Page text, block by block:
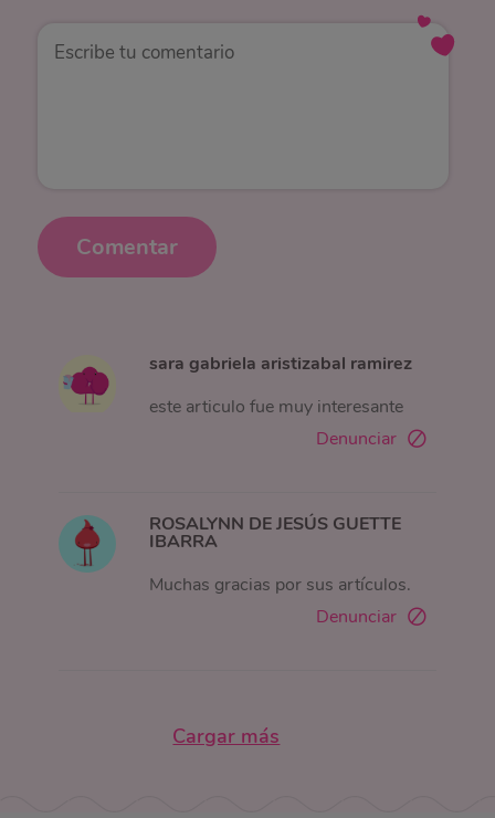
Comentar
sara gabriela aristizabal ramirez
este articulo fue muy interesante
Denunciar
ROSALYNN DE JESÚS GUETTE
IBARRA
Muchas gracias por sus artículos.
Denunciar
Cargar más